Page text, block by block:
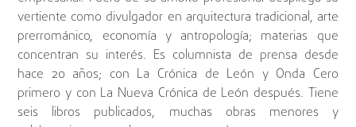
vertiente como divulgador en arquitectura tradicional, arte
prerrománico, economía y antropología; materias que
concentran su interés. Es columnista de prensa desde
hace 20 años; con La Crónica de León y Onda Cero
primero y con La Nueva Crónica de León después. Tiene
seis libros publicados, muchas obras menores y